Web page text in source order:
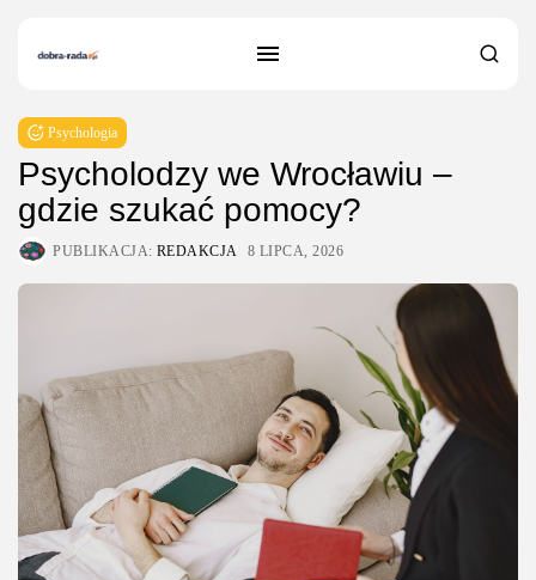
Psychologia
Psycholodzy we Wrocławiu –
gdzie szukać pomocy?
PUBLIKACJA: REDAKCJA 8 LIPCA, 2026